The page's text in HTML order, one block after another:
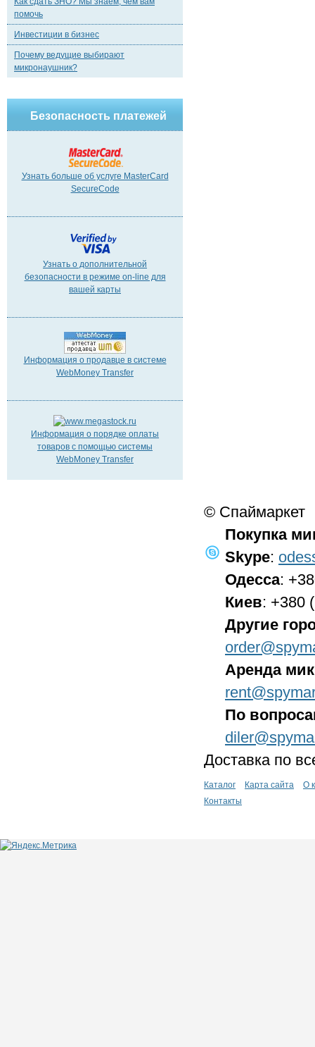
помочь
Инвестиции в бизнес
Почему ведущие выбирают
микронаушник?
Безопасность платежей
Узнать больше об услуге MasterCard
SecureCode
Узнать о дополнительной
безопасности в режиме on-line для
вашей карты
Информация о продавце в системе
WebMoney Transfer
Информация о порядке оплаты
товаров с помощью системы
WebMoney Transfer
© Спаймаркет
Покупка
Skype:
Одесса:
Киев: +380
Другие
Аренда
По
Доставка по
Каталог Карта сайта
О
Контакты